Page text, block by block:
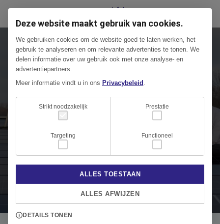
ZONNEPANEELVELDEN
Groene energie
veel plekken in het land (en daarbuiten) ontstaan er
projecten die duurzame energie genereren zoals
zonne-, water- en windkrachtcentrales. Ook Bond
Concepts heeft ons gevraagd hierin mee te denken en
locaties te voorzien van zonnepanelen.
Deze website maakt gebruik van cookies.
We gebruiken cookies om de website goed te laten werken, het
gebruik te analyseren en om relevante advertenties te tonen. We
delen informatie over uw gebruik ook met onze analyse- en
advertentiepartners.
Meer informatie vindt u in ons Privacybeleid .
Strikt noodzakelijk Prestatie
Targeting Functioneel
ALLES TOESTAAN
ALLES AFWIJZEN
DETAILS TONEN